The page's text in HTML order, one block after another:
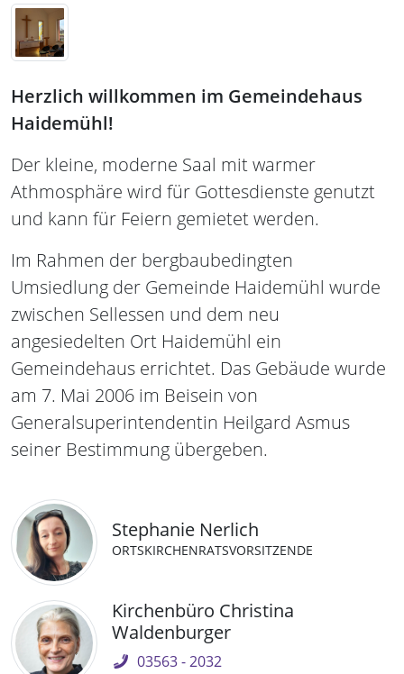
Herzlich willkommen im Gemeindehaus
Haidemühl!
Der kleine, moderne Saal mit warmer
Athmosphäre wird für Gottesdienste genutzt
und kann für Feiern gemietet werden.
Im Rahmen der bergbaubedingten
Umsiedlung der Gemeinde Haidemühl wurde
zwischen Sellessen und dem neu
angesiedelten Ort Haidemühl ein
Gemeindehaus errichtet. Das Gebäude wurde
am 7. Mai 2006 im Beisein von
Generalsuperintendentin Heilgard Asmus
seiner Bestimmung übergeben.
Stephanie Nerlich
ORTSKIRCHENRATSVORSITZENDE
Kirchenbüro Christina
Waldenburger
03563 - 2032